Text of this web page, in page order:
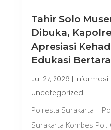
Tahir Solo
Dibuka,
Apresiasi
Edukasi
Jul 27, 2026 | Informasi
Uncategorized
Polresta Surakarta –
Surakarta Kombes Pol.